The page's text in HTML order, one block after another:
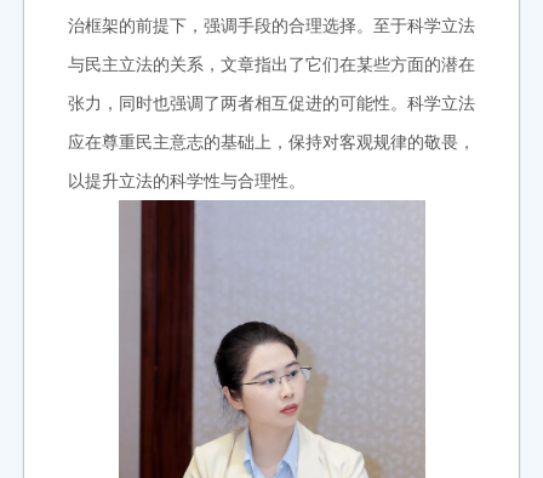
治框架的前提下，强调手段的合理选择。至于科学立法
与民主立法的关系，文章指出了它们在某些方面的潜在
张力，同时也强调了两者相互促进的可能性。科学立法
应在尊重民主意志的基础上，保持对客观规律的敬畏，
以提升立法的科学性与合理性。